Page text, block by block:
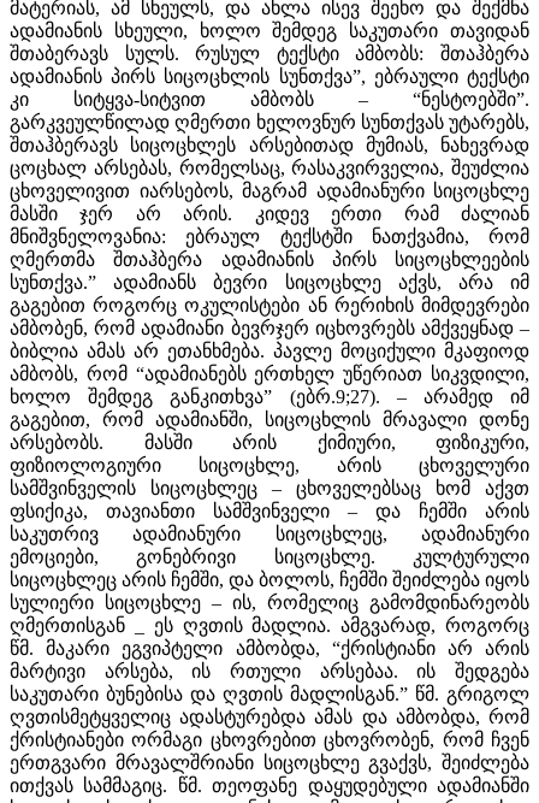
მატერიას, ამ სხეულს, და ახლა ისევ შეეხო და შექმნა
ადამიანის სხეული, ხოლო შემდეგ საკუთარი თავიდან
შთაბერავს სულს. რუსულ ტექსტი ამბობს: შთაჰბერა
ადამიანის პირს სიცოცხლის სუნთქვა”, ებრაული ტექსტი
კი სიტყვა-სიტვით ამბობს – “ნესტოებში”.
გარკვეულწილად ღმერთი ხელოვნურ სუნთქვას უტარებს,
შთაჰბერავს სიცოცხლეს არსებითად მუმიას, ნახევრად
ცოცხალ არსებას, რომელსაც, რასაკვირველია, შეუძლია
ცხოველივით იარსებოს, მაგრამ ადამიანური სიცოცხლე
მასში ჯერ არ არის. კიდევ ერთი რამ ძალიან
მნიშვნელოვანია: ებრაულ ტექსტში ნათქვამია, რომ
ღმერთმა შთაჰბერა ადამიანის პირს სიცოცხლეების
სუნთქვა.” ადამიანს ბევრი სიცოცხლე აქვს, არა იმ
გაგებით როგორც ოკულისტები ან რერიხის მიმდევრები
ამბობენ, რომ ადამიანი ბევრჯერ იცხოვრებს ამქვეყნად –
ბიბლია ამას არ ეთანხმება. პავლე მოციქული მკაფიოდ
ამბობს, რომ “ადამიანებს ერთხელ უწერიათ სიკვდილი,
ხოლო შემდეგ განკითხვა” (ებრ.9;27). – არამედ იმ
გაგებით, რომ ადამიანში, სიცოცხლის მრავალი დონე
არსებობს. მასში არის ქიმიური, ფიზიკური,
ფიზიოლოგიური სიცოცხლე, არის ცხოველური
სამშვინველის სიცოცხლეც – ცხოველებსაც ხომ აქვთ
ფსიქიკა, თავიანთი სამშვინველი – და ჩემში არის
საკუთრივ ადამიანური სიცოცხლეც, ადამიანური
ემოციები, გონებრივი სიცოცხლე. კულტურული
სიცოცხლეც არის ჩემში, და ბოლოს, ჩემში შეიძლება იყოს
სულიერი სიცოცხლე – ის, რომელიც გამომდინარეობს
ღმერთისგან _ ეს ღვთის მადლია. ამგვარად, როგორც
წმ. მაკარი ეგვიპტელი ამბობდა, “ქრისტიანი არ არის
მარტივი არსება, ის რთული არსებაა. ის შედგება
საკუთარი ბუნებისა და ღვთის მადლისგან.” წმ. გრიგოლ
ღვთისმეტყველიც ადასტურებდა ამას და ამბობდა, რომ
ქრისტიანები ორმაგი ცხოვრებით ცხოვრობენ, რომ ჩვენ
ერთგვარი მრავალშრიანი სიცოცხლე გვაქვს, შეიძლება
ითქვას სამმაგიც. წმ. თეოფანე დაყუდებული ადამიანში